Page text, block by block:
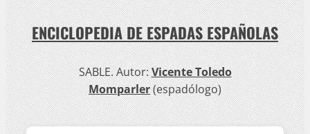
ENCICLOPEDIA DE ESPADAS ESPAÑOLAS
SABLE. Autor:Vicente Toledo
Momparler(espadólogo)